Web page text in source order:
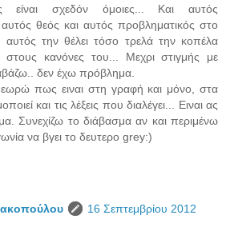
είναι σχεδόν όμοιες... Και αυτός
θεός και αυτός προβληματικός στο
αυτός την θέλει τόσο τρελά την κοπέλα
κανόνες του... Μεχρι στιγμής με
δεν έχω πρόβλημα.
πως ειναι στη γραφή και μόνο, στα
και τις λέξεις που διαλέγει... Ειναι ας
Συνεχίζω το διάβασμα αν και περιμένω
να βγει το δευτερο grey:)
16 Σεπτεμβρίου 2012